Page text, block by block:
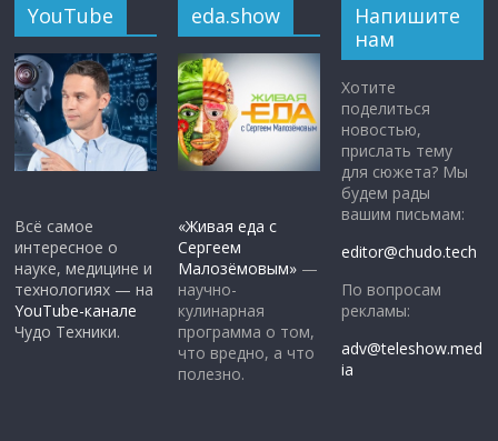
YouTube
Всё самое
интересное о
науке, медицине и
технологиях — на
YouTube-канале
Чудо Техники.
eda.show
«Живая еда с
Сергеем
Малозёмовым» —
научно-
кулинарная
программа о том,
что вредно, а что
полезно.
Напишите
нам
Хотите
поделиться
новостью,
прислать тему
для сюжета? Мы
будем рады
вашим письмам:
editor@chudo.tech
По вопросам
рекламы:
adv@teleshow.med
ia